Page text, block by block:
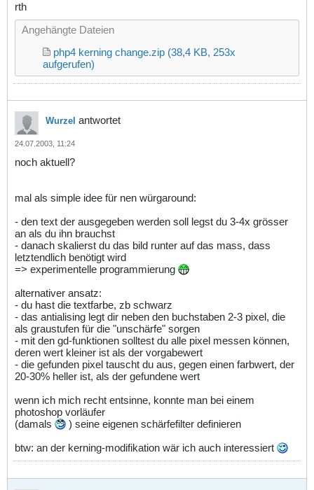
rth
Angehängte Dateien
php4 kerning change.zip (38,4 KB, 253x
aufgerufen)
Wurzel antwortet
24.07.2003, 11:24
noch aktuell?
mal als simple idee für nen würgaround:
- den text der ausgegeben werden soll legst du 3-4x grösser
an als du ihn brauchst
- danach skalierst du das bild runter auf das mass, dass
letztendlich benötigt wird
=> experimentelle programmierung
alternativer ansatz:
- du hast die textfarbe, zb schwarz
- das antialising legt dir neben den buchstaben 2-3 pixel, die
als graustufen für die "unschärfe" sorgen
- mit den gd-funktionen solltest du alle pixel messen können,
deren wert kleiner ist als der vorgabewert
- die gefunden pixel tauscht du aus, gegen einen farbwert, der
20-30% heller ist, als der gefundene wert
wenn ich mich recht entsinne, konnte man bei einem
photoshop vorläufer
(damals
) seine eigenen schärfefilter definieren
btw: an der kerning-modifikation wär ich auch interessiert